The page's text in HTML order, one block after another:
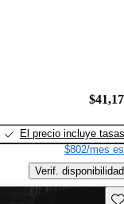
El precio incluye tasas
$802/mes
Verif. disponibilidad